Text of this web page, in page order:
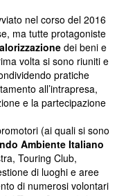
nel corso del 2016
ma tutte protagoniste
dei beni e
volta si sono riuniti e
pratiche
all’intrapresa,
e la partecipazione
(ai quali si sono
Ambiente Italiano
Touring Club,
di luoghi e aree
di numerosi volontari